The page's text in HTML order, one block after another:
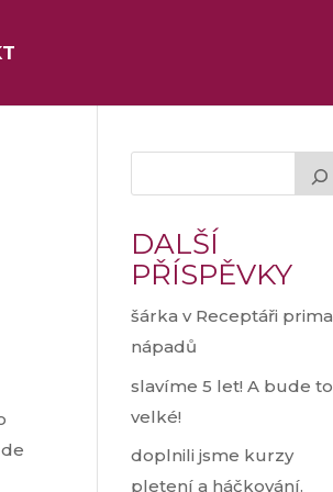
DALŠÍ
PŘÍSPĚVKY
šárka v Receptáři prima
nápadů
slavíme 5 let! A bude to
velké!
doplnili jsme kurzy
pletení a háčkování.